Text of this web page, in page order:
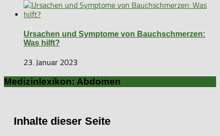
Ursachen und Symptome von Bauchschmerzen:
Was hilft?
23. Januar 2023
Medizinlexikon: Abdomen
Inhalte dieser Seite